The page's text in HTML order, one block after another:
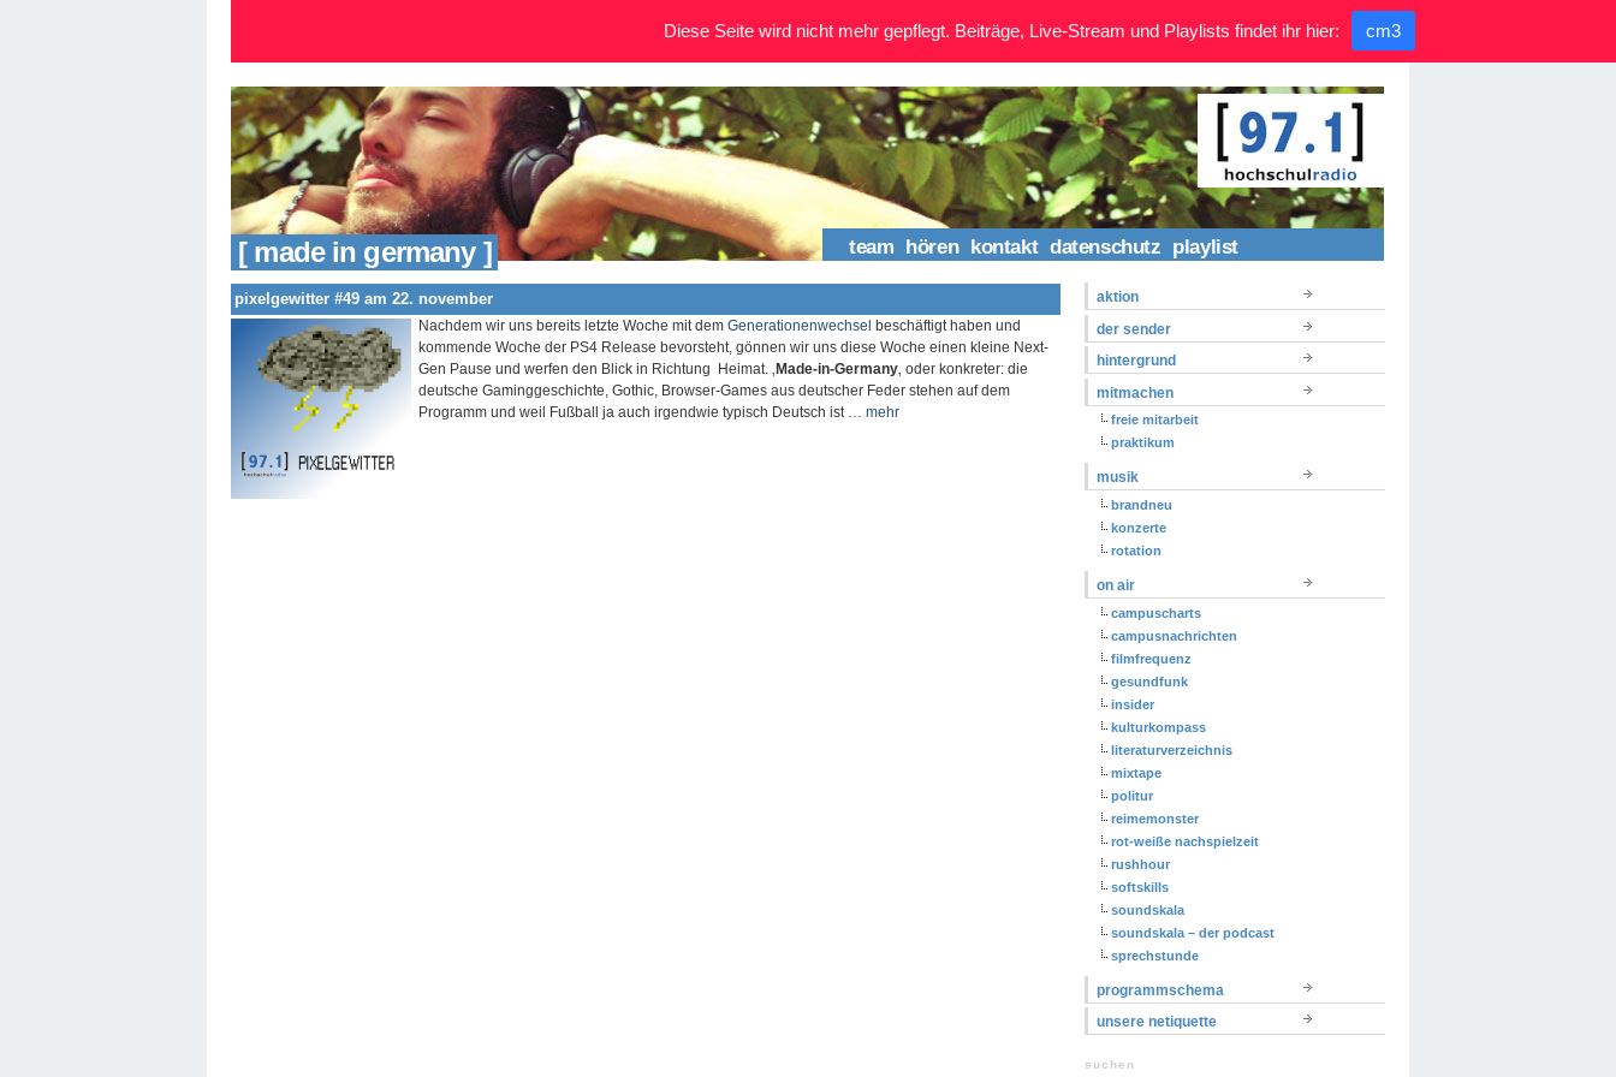
[ made in germany ] team hören kontakt datenschutz playlist
pixelgewitter #49 am 22. november
Nachdem wir uns bereits letzte Woche mit dem Generationenwechsel beschäftigt haben und
kommende Woche der PS4 Release bevorsteht, gönnen wir uns diese Woche einen kleine Next-
Gen Pause und werfen den Blick in Richtung Heimat. ‚ Made-in-Germany ‚ oder konkreter: die
deutsche Gaminggeschichte, Gothic, Browser-Games aus deutscher Feder stehen auf dem
Programm und weil Fußball ja auch irgendwie typisch Deutsch ist … mehr
aktion
der sender
hintergrund
mitmachen
freie mitarbeit
praktikum
musik
brandneu
konzerte
rotation
on air
campuscharts
campusnachrichten
filmfrequenz
gesundfunk
insider
kulturkompass
literaturverzeichnis
mixtape
politur
reimemonster
rot-weiße nachspielzeit
rushhour
softskills
soundskala
soundskala – der podcast
sprechstunde
programmschema
unsere netiquette
suchen
Diese Seite wird nicht mehr gepflegt. Beiträge, Live-Stream und Playlists findet ihr hier: cm3